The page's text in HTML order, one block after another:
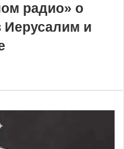
радио» о
Иерусалим и